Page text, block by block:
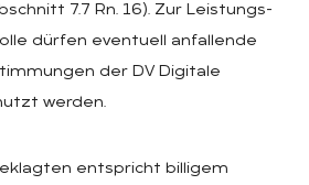
7.7 Rn. 16). Zur Leistungs-
dürfen eventuell anfallende
der DV Digitale
werden.
entspricht billigem